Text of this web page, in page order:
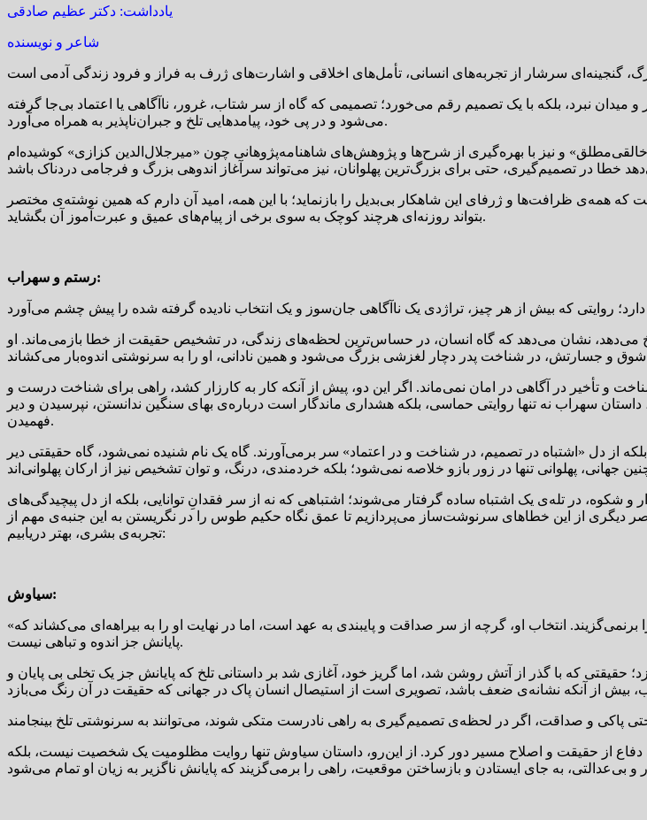
یادداشت: دکتر عظیم صادقی
شاعر و نویسنده
نبرد، بلکه با یک تصمیم رقم می‌خورد؛ تصمیمی که گاه از سر شتاب، غرور، ناآگاهی یا اعتماد بی‌جا گرفته
می‌شود و در پی خود، پیامدهایی تلخ و جبران‌ناپذیر به همراه می‌آورد.
و نیز با بهره‌گیری از شرح‌ها و پژوهش‌های شاهنامه‌پژوهانی چون «میرجلال‌الدین کزازی» کوشیده‌ام
که همه‌ی ظرافت‌ها و ژرفای این شاهکار بی‌بدیل را بازنماید؛ با این همه، امید آن دارم که همین نوشته‌ی مختصر
بتواند روزنه‌ای هرچند کوچک به سوی برخی از پیام‌های عمیق و عبرت‌آموز آن بگشاید.
رستم و سهراب:
رخ می‌دهد، نشان می‌دهد که گاه انسان، در حساس‌ترین لحظه‌های زندگی، در تشخیص حقیقت از خطا بازمی‌ماند. او
و تأخیر در آگاهی در امان نمی‌ماند. اگر این دو، پیش از آنکه کار به کارزار کشد، راهی برای شناخت درست و
سهراب نه تنها روایتی حماسی، بلکه هشداری ماندگار است درباره‌ی بهای سنگین ندانستن، نپرسیدن و دیر
فهمیدن.
از دل «اشتباه در تصمیم، در شناخت و در اعتماد» سر برمی‌آورند. گاه یک نام شنیده نمی‌شود، گاه حقیقتی دیر
و شکوه، در تله‌ی یک اشتباه ساده گرفتار می‌شوند؛ اشتباهی که نه از سر فقدانِ توانایی، بلکه از دل پیچیدگی‌های
دیگری از این خطاهای سرنوشت‌ساز می‌پردازیم تا عمق نگاه حکیم طوس را در نگریستن به این جنبه‌ی مهم از
تجربه‌ی بشری، بهتر دریابیم:
سیاوش:
«سیاوش» نماد پاکی و حقیقت‌جویی، در مواجهه با اتهام ناروا، راهی جز گریز از دربار و غربت را برنمی‌گزیند. انتخاب او، گرچه از سر صداقت و پایبندی به عهد است، اما در نهایت او را به بیراهه‌ای می‌کشاند که
پایانش جز اندوه و تباهی نیست.
حقیقتی که با گذر از آتش روشن شد، اما گریز خود، آغازی شد بر داستانی تلخ که پایانش جز یک تخلی بی پایان و
دفاع از حقیقت و اصلاح مسیر دور کرد. از این‌رو، داستان سیاوش تنها روایت مظلومیت یک شخصیت نیست، بلکه